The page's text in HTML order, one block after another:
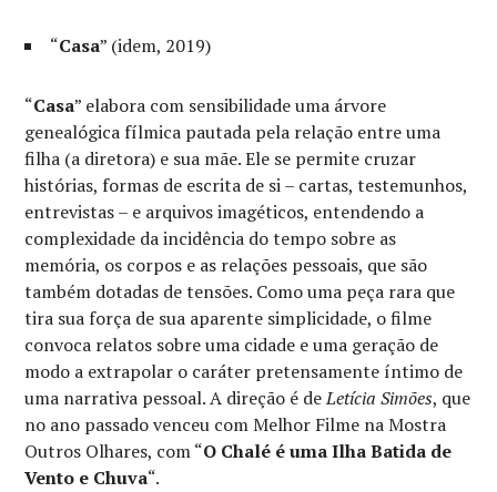
“Casa” (idem, 2019)
“Casa” elabora com sensibilidade uma árvore
genealógica fílmica pautada pela relação entre uma
filha (a diretora) e sua mãe. Ele se permite cruzar
histórias, formas de escrita de si – cartas, testemunhos,
entrevistas – e arquivos imagéticos, entendendo a
complexidade da incidência do tempo sobre as
memória, os corpos e as relações pessoais, que são
também dotadas de tensões. Como uma peça rara que
tira sua força de sua aparente simplicidade, o filme
convoca relatos sobre uma cidade e uma geração de
modo a extrapolar o caráter pretensamente íntimo de
uma narrativa pessoal. A direção é deLetícia Simões, que
no ano passado venceu com Melhor Filme na Mostra
Outros Olhares, com “O Chalé é uma Ilha Batida de
Vento e Chuva“.